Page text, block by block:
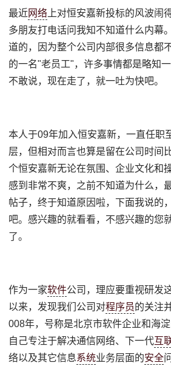
最近网络 上对恒安嘉新投标的风波闹
多朋友打电话问我知不知道什么内幕
道的，因为整个公司内部很多信息都
的一名"老员工"，许多事情都是略知
不敢说，现在走了，就一吐为快吧。
本人于09年加入恒安嘉新，一直任职
层，但相对而言也算是留在公司时间
个恒安嘉新无论在氛围、企业文化和
感到非常不爽，之前不知道为什么，
帖子，终于知道原因啦，下面我说的
吧。感兴趣的就看看，不感兴趣的您
了。
作为一家软件公司，理应要重视研发
以来，发现我们公司对程序员的关注
008年，号称是北京市软件企业和海
自己专注于解决通信网络、下一代互
络以及其它信息系统业务层面的安全